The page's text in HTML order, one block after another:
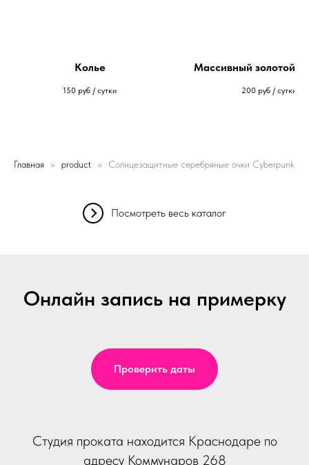
Колье
150 руб / сутки
Массивный золотой
200 руб / сутки
Главная product Солнцезащитные серебряные очки Cyberpunk
Посмотреть весь каталог
Онлайн запись на примерку
Проверить даты
Студия проката находится Краснодаре по
адресу Коммунаров 268